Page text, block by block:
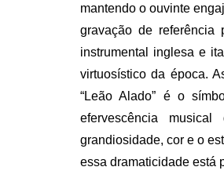
mantendo o ouvinte
gravação de referência
instrumental inglesa e
virtuosístico da época.
“Leão Alado” é o
efervescência
grandiosidade, cor e o
essa dramaticidade está